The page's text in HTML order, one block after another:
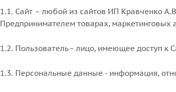
1.1. Сайт – любой из сайтов ИП Кравченко
Предпринимателем товарах, маркетинговых
1.2. Пользователь– лицо, имеющее доступ к
1.3. Персональные данные - информация,